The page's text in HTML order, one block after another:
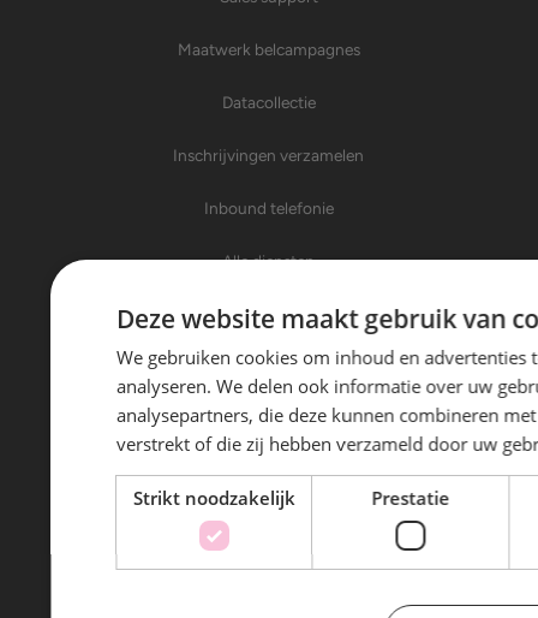
Maatwerk belcampagnes
Datacollectie
Inschrijvingen verzamelen
Inbound telefonie
Alle diensten
Over Trinity Sales
Over ons
Nieuws
Klanten aan het woord
Deze website maakt gebruik van
We gebruiken cookies om inhoud en advertenties
analyseren. We delen ook informatie over uw
analysepartners, die deze kunnen combineren
verstrekt of die zij hebben verzameld door uw
Strikt noodzakelijk Prestatie